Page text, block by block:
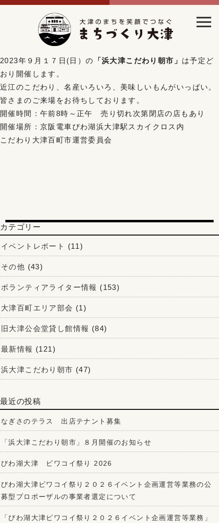
2023年９月１７日(日）の 「浜大津こだわり朝市」 は予定ど
おり開催します。
近江のこだわり、名産いろいろ、美味しいもんがいっぱい。
皆さまのご来場をお待ちしております。
開催時間：午前8時～正午 売り切れ次第閉店の店もあり
開催場所：京阪電車びわ湖浜大津駅スカイクロス内
こだわり大津百町市運営委員会
カテゴリー
イベントレポート (11)
その他 (43)
ボランティアライター情報 (153)
大津百町エリア部会 (1)
旧大津公会堂貸し館情報 (84)
最新情報 (121)
浜大津こだわり朝市 (47)
最近の投稿
なぎさのテラス 出店テナント募集
「浜大津こだわり朝市」８月開催のお知らせ
びわ湖大津 ビワコイ祭り 2026
びわ湖大津ビワコイ祭り２０２６イベント企画運営等業務の公
募型プロポーザルの事業者選定について
「びわ湖大津ビワコイ祭り２０２６イベント企画運営等業務」